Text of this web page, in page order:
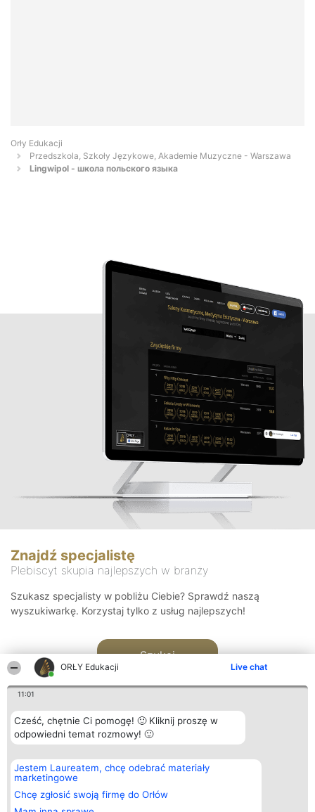
ORŁY Edukacji Live chat
11:01
Cześć, chętnie Ci pomogę! 🙂 Kliknij proszę w
odpowiedni temat rozmowy! 🙂
Jestem Laureatem, chcę odebrać materiały
marketingowe
Chcę zgłosić swoją firmę do Orłów
Orły Edukacji
Przedszkola, Szkoły Językowe, Akademie Muzyczne - Warszawa
Lingwipol - школа польского языка
Znajdź specjalistę
Plebiscyt skupia najlepszych w branży
Szukasz specjalisty w pobliżu Ciebie? Sprawdź naszą
wyszukiwarkę. Korzystaj tylko z usług najlepszych!
Szukaj
Organizator plebiscytu
Bright Side Solutions sp. z o.
o. sp. k.
ul. Ruska 22
Wrocław 50-079
Plebiscyt
Laureaci
wszystkich
Laureatów
Kontakt
Kontakt